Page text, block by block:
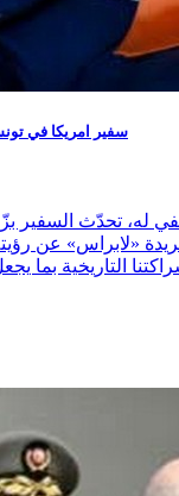
سفير امريكا في
له، تحدّث السفير
«لابراس» عن